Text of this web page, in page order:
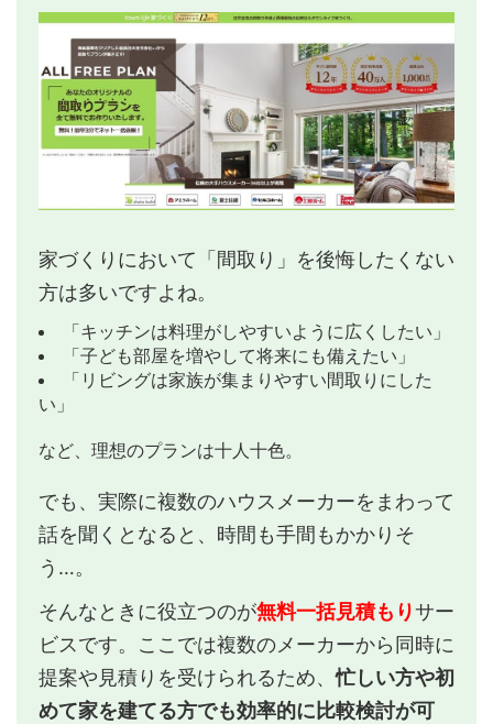
家づくりにおいて「間取り」を後悔したくない
方は多いですよね。
「キッチンは料理がしやすいように広くしたい」
「子ども部屋を増やして将来にも備えたい」
「リビングは家族が集まりやすい間取りにした
い」
など、理想のプランは十人十色。
でも、実際に複数のハウスメーカーをまわって
話を聞くとなると、時間も手間もかかりそ
う…。
そんなときに役立つのが無料一括見積もりサー
ビスです。ここでは複数のメーカーから同時に
提案や見積りを受けられるため、忙しい方や初
めて家を建てる方でも効率的に比較検討が可